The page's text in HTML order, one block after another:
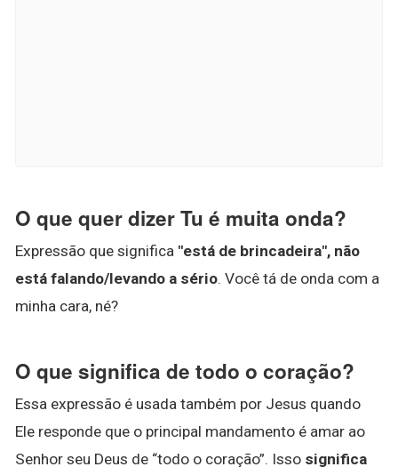
O que quer dizer Tu é muita onda?
Expressão que significa "está de brincadeira", não
está falando/levando a sério. Você tá de onda com a
minha cara, né?
O que significa de todo o coração?
Essa expressão é usada também por Jesus quando
Ele responde que o principal mandamento é amar ao
Senhor seu Deus de “todo o coração”. Isso significa